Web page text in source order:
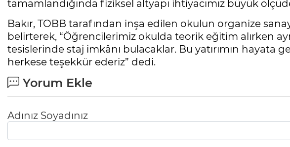
tamamlandığında fiziksel altyapı ihtiyacımız büyük
Bakır, TOBB tarafından inşa edilen okulun organize
belirterek, “Öğrencilerimiz okulda teorik eğitim alırken
tesislerinde staj imkânı bulacaklar. Bu yatırımın hayata
herkese teşekkür ederiz” dedi.
Yorum Ekle
Adınız Soyadınız